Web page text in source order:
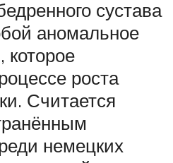
сустава
аномальное
которое
роста
Считается
немецких